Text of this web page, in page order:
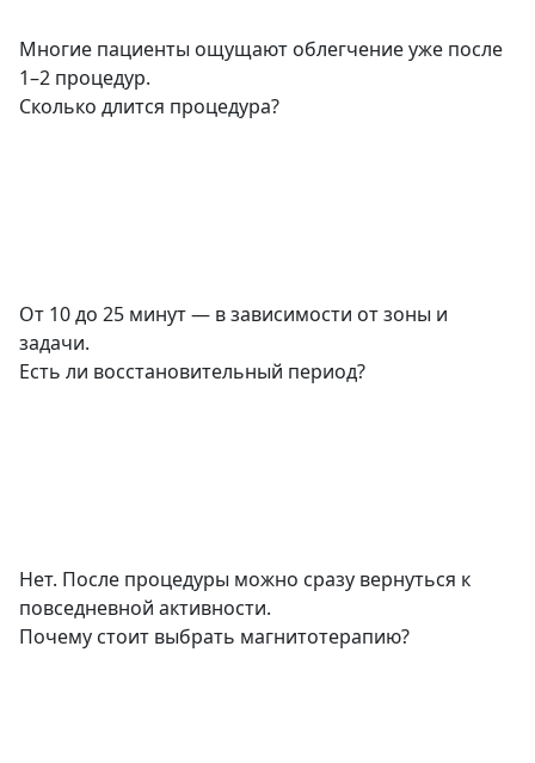
Многие пациенты ощущают облегчение уже после
1–2 процедур.
Сколько длится процедура?
От 10 до 25 минут — в зависимости от зоны и
задачи.
Есть ли восстановительный период?
Нет. После процедуры можно сразу вернуться к
повседневной активности.
Почему стоит выбрать магнитотерапию?